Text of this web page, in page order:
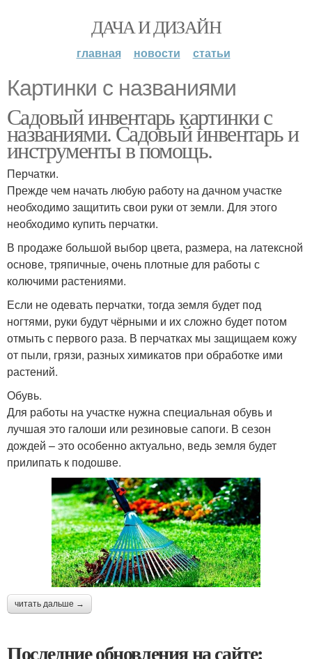
ДАЧА И ДИЗАЙН
главная новости статьи
Картинки с названиями
Садовый инвентарь картинки с
названиями. Садовый инвентарь и
инструменты в помощь.
Перчатки.
Прежде чем начать любую работу на дачном участке
необходимо защитить свои руки от земли. Для этого
необходимо купить перчатки.
В продаже большой выбор цвета, размера, на латексной
основе, тряпичные, очень плотные для работы с
колючими растениями.
Если не одевать перчатки, тогда земля будет под
ногтями, руки будут чёрными и их сложно будет потом
отмыть с первого раза. В перчатках мы защищаем кожу
от пыли, грязи, разных химикатов при обработке ими
растений.
Обувь.
Для работы на участке нужна специальная обувь и
лучшая это галоши или резиновые сапоги. В сезон
дождей – это особенно актуально, ведь земля будет
прилипать к подошве.
читать дальше →
Последние обновления на сайте: